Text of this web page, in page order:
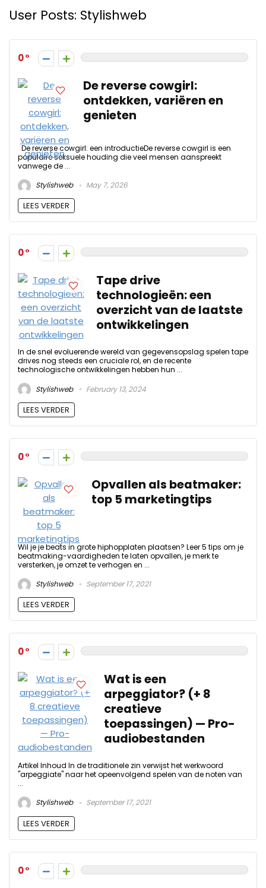
User Posts: Stylishweb
0
De reverse cowgirl:
ontdekken, variëren en
genieten
De reverse cowgirl: een introductieDe reverse cowgirl is een
populaire seksuele houding die veel mensen aanspreekt
vanwege de ...
Stylishweb
May 7, 2026
LEES VERDER
0
Tape drive
technologieën: een
overzicht van de laatste
ontwikkelingen
In de snel evoluerende wereld van gegevensopslag spelen tape
drives nog steeds een cruciale rol, en de recente
technologische ontwikkelingen hebben hun ...
Stylishweb
February 13, 2024
LEES VERDER
0
Opvallen als beatmaker:
top 5 marketingtips
Wil je je beats in grote hiphopplaten plaatsen? Leer 5 tips om je
beatmaking-vaardigheden te laten opvallen, je merk te
versterken, je omzet te verhogen en ...
Stylishweb
September 17, 2021
LEES VERDER
0
Wat is een
arpeggiator? (+ 8
creatieve
toepassingen) — Pro-
audiobestanden
Artikel Inhoud In de traditionele zin verwijst het werkwoord
"arpeggiate" naar het opeenvolgend spelen van de noten van
...
Stylishweb
September 17, 2021
LEES VERDER
0